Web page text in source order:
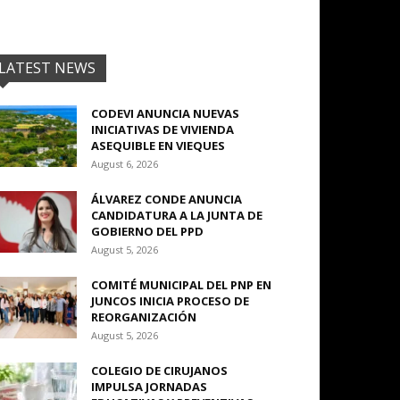
NEWS
CODEVI ANUNCIA NUEVAS
INICIATIVAS DE VIVIENDA
ASEQUIBLE EN VIEQUES
August 6, 2026
ÁLVAREZ CONDE ANUNCIA
CANDIDATURA A LA JUNTA DE
GOBIERNO DEL PPD
August 5, 2026
COMITÉ MUNICIPAL DEL PNP EN
JUNCOS INICIA PROCESO DE
REORGANIZACIÓN
August 5, 2026
COLEGIO DE CIRUJANOS
IMPULSA JORNADAS